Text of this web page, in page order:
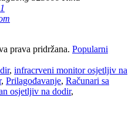
prava pridržana. Popularni
, infracrveni monitor osjetljiv na
, Prilagođavanje, Računari sa
osjetljiv na dodir,